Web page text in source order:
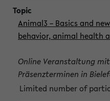
Animal3 – Basics and
behavior, animal health
Online Veranstaltung
Präsenzterminen in
Limited number of